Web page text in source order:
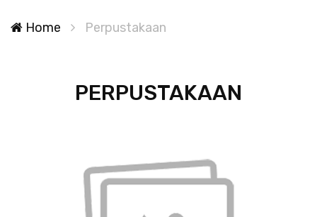
Home Perpustakaan
PERPUSTAKAAN